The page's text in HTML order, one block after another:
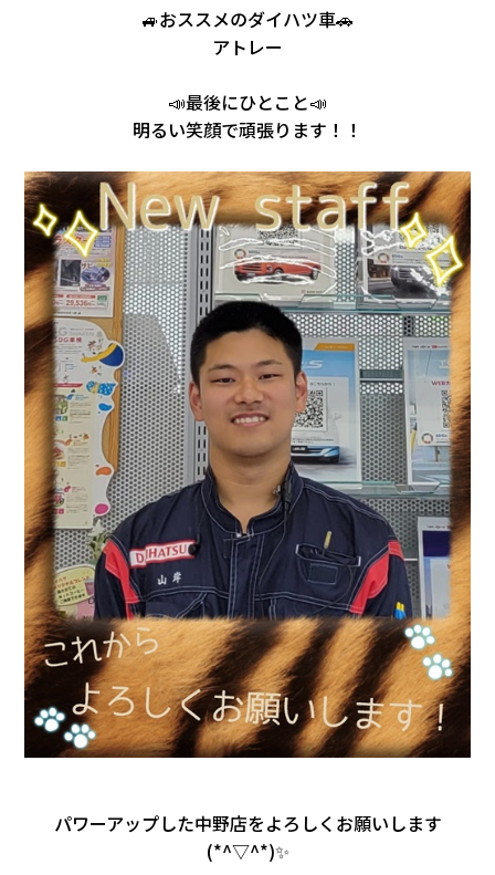
🚙おススメのダイハツ車🚗
アトレー
📣最後にひとこと📣
明るい笑顔で頑張ります！！
パワーアップした中野店をよろしくお願いします
(*^▽^*)✨